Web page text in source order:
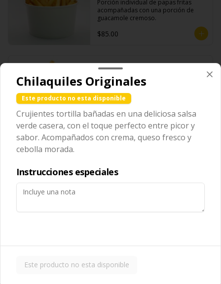
Porción individual de papas fritas
acompañadas con una porción de
guacamole cremoso.
$85.00
Papas Fritas Individuales
Queso Cheddar
Porción individual de papas fritas
bañadas con salsa de queso cheddar
fundido.
$85.00
compartir
$119.00
Papas Fritas para
Porción grande de papas fritas
Chilaquiles Originales
Este producto no esta disponible
Crujientes tortilla bañadas en una deliciosa salsa
verde casera, con el toque perfecto entre picor y
sabor. Acompañados con crema, queso fresco y
cebolla morada.
Instrucciones especiales
Este producto no esta disponible